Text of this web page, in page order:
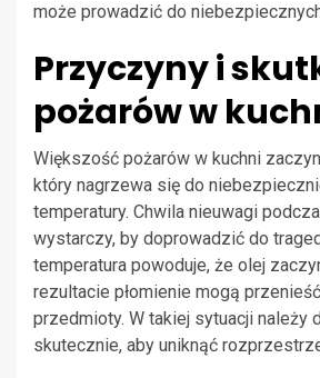
może prowadzić do
Przyczyny i
pożarów w
Większość pożarów w kuchni
który nagrzewa się do
temperatury. Chwila nieuwagi
wystarczy, by doprowadzić do
temperatura powoduje, że olej
rezultacie płomienie mogą
przedmioty. W takiej sytuacji należy
skutecznie, aby uniknąć